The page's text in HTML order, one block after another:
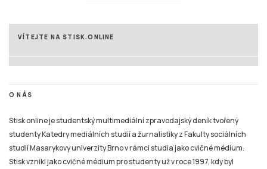
VÍTEJTE NA STISK.ONLINE
O NÁS
Stisk online je studentský multimediální zpravodajský deník tvořený
studenty Katedry mediálních studií a žurnalistiky z Fakulty sociálních
studií Masarykovy univerzity Brno v rámci studia jako cvičné médium.
Stisk vznikl jako cvičné médium pro studenty už v roce 1997, kdy byl